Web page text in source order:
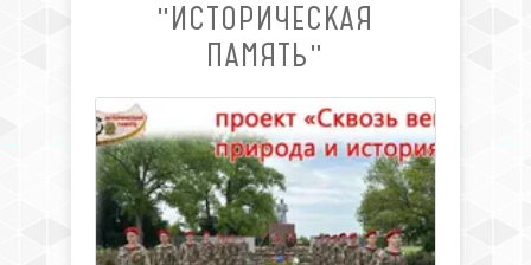
"ИСТОРИЧЕСКАЯ
ПАМЯТЬ"